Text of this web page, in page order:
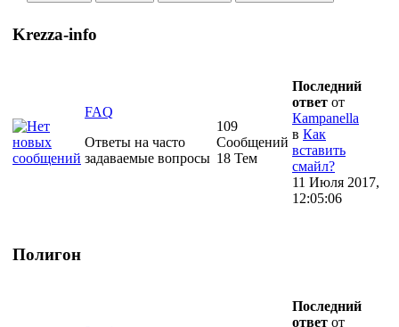
Krezza-info
FAQ
Ответы на часто
задаваемые вопросы
109
Сообщений
18 Тем
Последний
ответ от
Кampanella
в Как
вставить
смайл?
11 Июля 2017,
12:05:06
Полигон
Последний
ответ от